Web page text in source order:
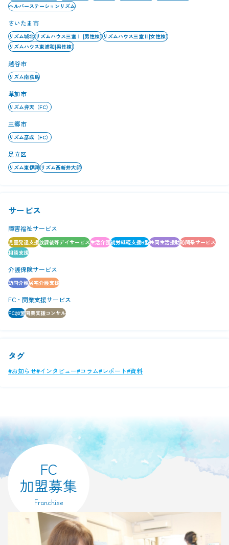
ヘルパーステーションリズム
さいたま市
リズム城北リズムハウス三室Ⅰ [男性棟]リズムハウス三室Ⅱ[女性棟]
リズムハウス東浦和[男性棟]
越谷市
リズム南荻島
草加市
リズム弁天（FC）
三郷市
リズム彦成（FC）
足立区
リズム東伊興リズム西新井大師
サービス
障害福祉サービス
児童発達支援放課後等デイサービス生活介護就労継続支援B型共同生活援助訪問系サービス
相談支援
介護保険サービス
訪問介護居宅介護支援
FC・開業支援サービス
FC加盟開業支援コンサル
タグ
#お知らせ#インタビュー#コラム#レポート#資料
FC
加盟募集
Franchise